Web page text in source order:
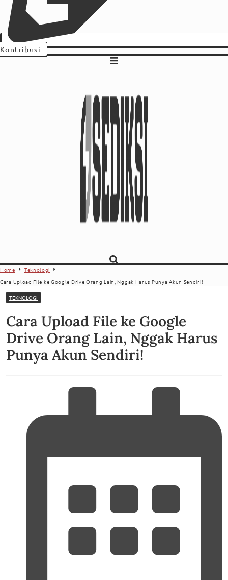
Kontribusi
Home
Teknologi
Cara Upload File ke Google Drive Orang Lain, Nggak Harus Punya Akun Sendiri!
TEKNOLOGI
Cara Upload File ke Google
Drive Orang Lain, Nggak Harus
Punya Akun Sendiri!